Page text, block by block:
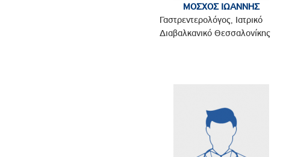
ΜΟΣΧΟΣ ΙΩΑΝΝΗΣ
Γαστρεντερολόγος, Ιατρικό
Διαβαλκανικό Θεσσαλονίκης